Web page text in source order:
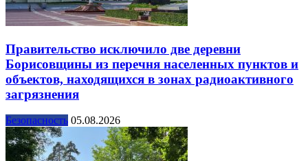
Правительство исключило две деревни
Борисовщины из перечня населенных пунктов и
объектов, находящихся в зонах радиоактивного
загрязнения
Безопасность 05.08.2026